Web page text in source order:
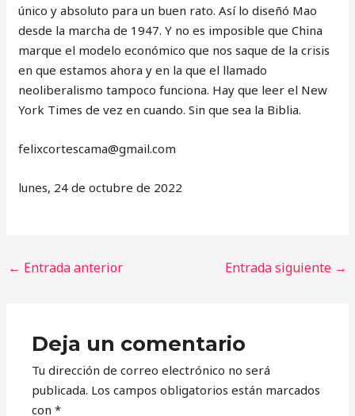
único y absoluto para un buen rato. Así lo diseñó Mao
desde la marcha de 1947. Y no es imposible que China
marque el modelo económico que nos saque de la crisis
en que estamos ahora y en la que el llamado
neoliberalismo tampoco funciona. Hay que leer el New
York Times de vez en cuando. Sin que sea la Biblia.
‎felixcortescama@gmail.com
lunes, 24 de octubre de 2022
← Entrada anterior Entrada siguiente →
Deja un comentario
Tu dirección de correo electrónico no será
publicada. Los campos obligatorios están marcados
con*